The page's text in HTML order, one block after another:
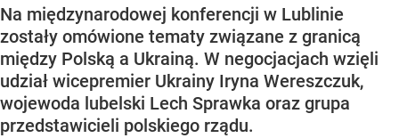
Na międzynarodowej konferencji w Lublinie
zostały omówione tematy związane z granicą
między Polską a Ukrainą. W negocjacjach wzięli
udział wicepremier Ukrainy Iryna Wereszczuk,
wojewoda lubelski Lech Sprawka oraz grupa
przedstawicieli polskiego rządu.